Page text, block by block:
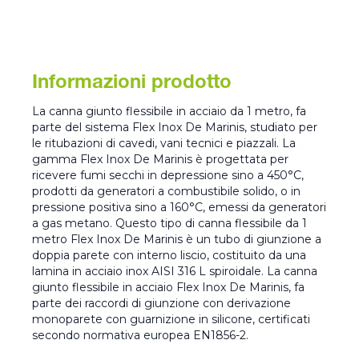
Informazioni prodotto
La canna giunto flessibile in acciaio da 1 metro, fa
parte del sistema Flex Inox De Marinis, studiato per
le ritubazioni di cavedi, vani tecnici e piazzali. La
gamma Flex Inox De Marinis è progettata per
ricevere fumi secchi in depressione sino a 450°C,
prodotti da generatori a combustibile solido, o in
pressione positiva sino a 160°C, emessi da generatori
a gas metano. Questo tipo di canna flessibile da 1
metro Flex Inox De Marinis è un tubo di giunzione a
doppia parete con interno liscio, costituito da una
lamina in acciaio inox AISI 316 L spiroidale. La canna
giunto flessibile in acciaio Flex Inox De Marinis, fa
parte dei raccordi di giunzione con derivazione
monoparete con guarnizione in silicone, certificati
secondo normativa europea EN1856-2.